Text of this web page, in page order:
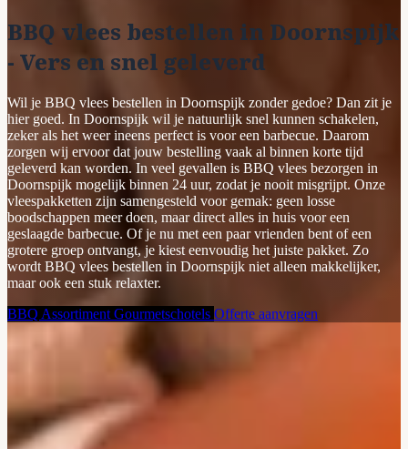
BBQ vlees bestellen in Doornspijk
- Vers en snel geleverd
Wil je BBQ vlees bestellen in Doornspijk zonder gedoe? Dan zit je
hier goed. In Doornspijk wil je natuurlijk snel kunnen schakelen,
zeker als het weer ineens perfect is voor een barbecue. Daarom
zorgen wij ervoor dat jouw bestelling vaak al binnen korte tijd
geleverd kan worden. In veel gevallen is BBQ vlees bezorgen in
Doornspijk mogelijk binnen 24 uur, zodat je nooit misgrijpt. Onze
vleespakketten zijn samengesteld voor gemak: geen losse
boodschappen meer doen, maar direct alles in huis voor een
geslaagde barbecue. Of je nu met een paar vrienden bent of een
grotere groep ontvangt, je kiest eenvoudig het juiste pakket. Zo
wordt BBQ vlees bestellen in Doornspijk niet alleen makkelijker,
maar ook een stuk relaxter.
BBQ Assortiment Gourmetschotels Offerte aanvragen